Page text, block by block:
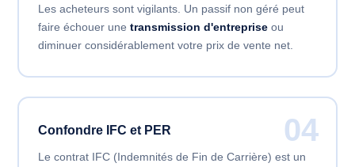
Les acheteurs sont vigilants. Un passif non géré peut
faire échouer une transmission d'entrepriseou
diminuer considérablement votre prix de vente net.
04
Confondre IFC et PER
Le contrat IFC (Indemnités de Fin de Carrière) est un